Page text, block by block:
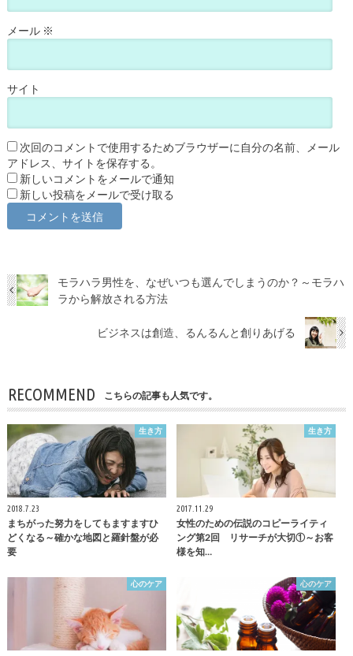
メール ※
サイト
次回のコメントで使用するためブラウザーに自分の名前、メール
アドレス、サイトを保存する。
新しいコメントをメールで通知
新しい投稿をメールで受け取る
モラハラ男性を、なぜいつも選んでしまうのか？～モラハ
ラから解放される方法
ビジネスは創造、るんるんと創りあげる
RECOMMEND こちらの記事も人気です。
生き方
2018.7.23
まちがった努力をしてもますますひ
どくなる～確かな地図と羅針盤が必
要
生き方
2017.11.29
女性のための伝説のコピーライティ
ング第2回 リサーチが大切①～お客
様を知…
心のケア 心のケア